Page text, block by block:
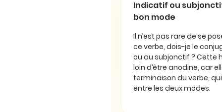
Indicatif ou
bon mode
Il n’est pas rare de se
ce verbe, dois-je le
ou au subjonctif ? Cette
loin d’être anodine, car
terminaison du verbe,
entre les deux modes.